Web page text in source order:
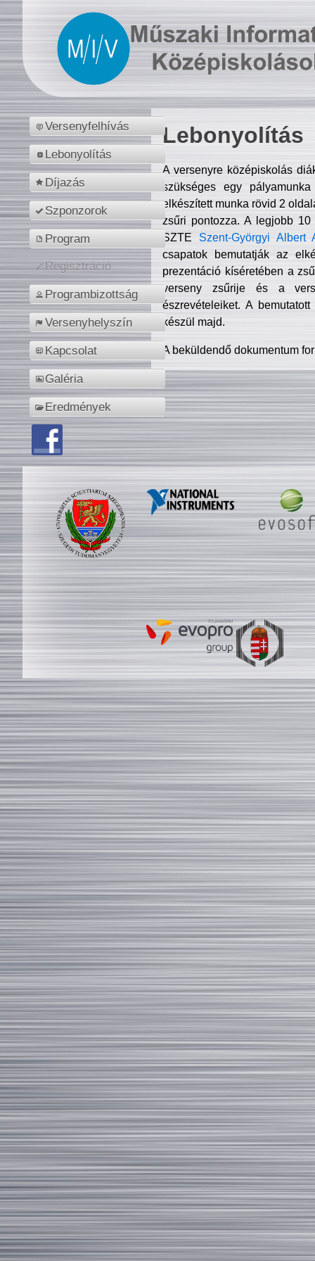
Versenyfelhívás
Lebonyolítás
Díjazás
Szponzorok
Program
Regisztráció
Programbizottság
Versenyhelyszín
Kapcsolat
Galéria
Eredmények
Lebonyolítás
A versenyre középiskolás
szükséges egy
elkészített munka rövid 2
zsűri pontozza. A legjobb
SZTE Szent-Györgyi Albert
csapatok bemutatják az
prezentáció kíséretében a
verseny zsűrije és a
észrevételeiket. A
készül majd.
A beküldendő dokumentum